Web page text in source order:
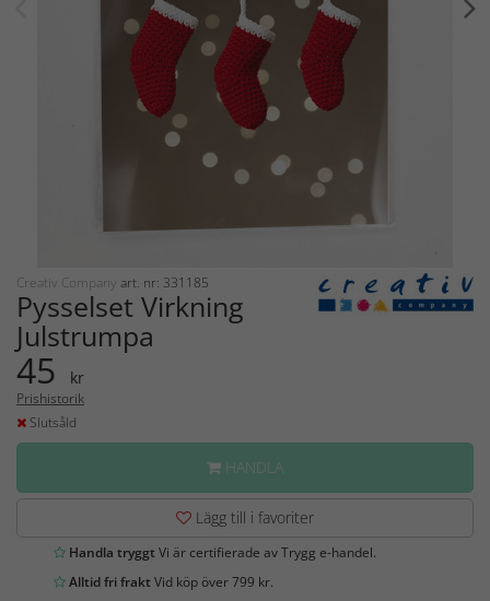
Creativ Company art. nr: 331185
Pysselset Virkning
Julstrumpa
45 kr
Prishistorik
Slutsåld
HANDLA
Lägg till i favoriter
Handla tryggtVi är certifierade av Trygg e-handel.
Alltid fri fraktVid köp över 799 kr.